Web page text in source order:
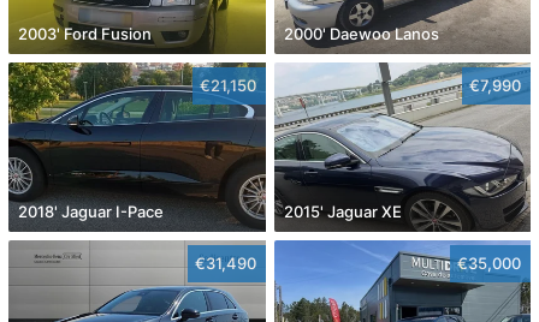
2003' Ford Fusion 2000' Daewoo Lanos
€21,150
2018' Jaguar I-Pace
€7,990
2015' Jaguar XE
€31,490 €35,000